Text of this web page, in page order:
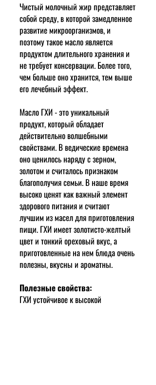
Чистый молочный жир представляет
собой среду, в которой замедленное
развитие микроорганизмов, и
поэтому такое масло является
продуктом длительного хранения и
не требует консервации. Более того,
чем больше оно хранится, тем выше
его лечебный эффект.
Масло ГХИ - это уникальный
продукт, который обладает
действительно волшебными
свойствами. В ведические времена
оно ценилось наряду с зерном,
золотом и считалось признаком
благополучия семьи. В наше время
высоко ценят как важный элемент
здорового питания и считают
лучшим из масел для приготовления
пищи. ГХИ имеет золотисто-желтый
цвет и тонкий ореховый вкус, а
приготовленные на нем блюда очень
полезны, вкусны и ароматны.
Полезные свойства:
ГХИ устойчивое к высокой